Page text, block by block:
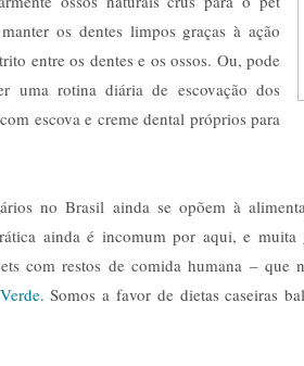
os dentes limpos graças à ação
entre os dentes e os ossos. Ou, pode
uma rotina diária de escovação dos
escova e creme dental próprios para
no Brasil ainda se opõem à
ainda é incomum por aqui, e
com restos de comida humana –
. Somos a favor de dietas caseiras